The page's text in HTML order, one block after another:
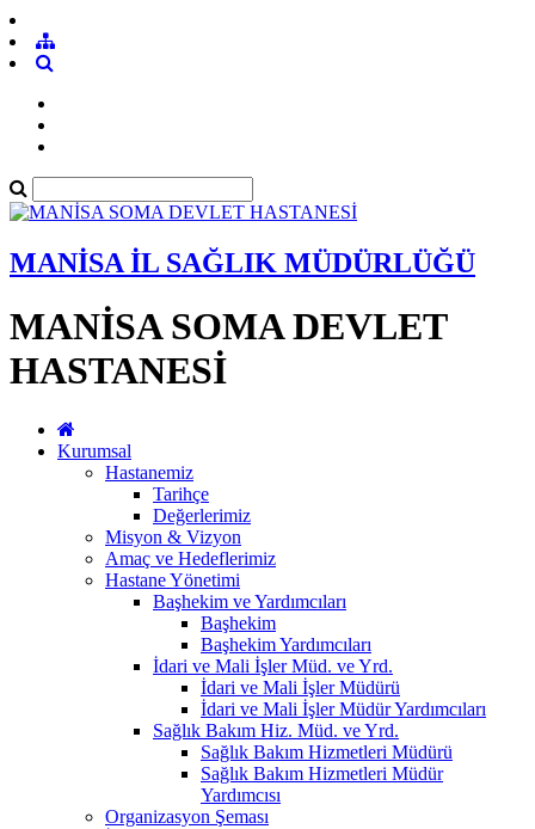
MANİSA İL SAĞLIK MÜDÜRLÜĞÜ
MANİSA SOMA DEVLET
HASTANESİ
Kurumsal
Hastanemiz
Tarihçe
Değerlerimiz
Misyon & Vizyon
Amaç ve Hedeflerimiz
Hastane Yönetimi
Başhekim ve Yardımcıları
Başhekim
Başhekim Yardımcıları
İdari ve Mali İşler Müd. ve Yrd.
İdari ve Mali İşler Müdürü
İdari ve Mali İşler Müdür Yardımcıları
Sağlık Bakım Hiz. Müd. ve Yrd.
Sağlık Bakım Hizmetleri Müdürü
Sağlık Bakım Hizmetleri Müdür
Yardımcısı
Organizasyon Şeması